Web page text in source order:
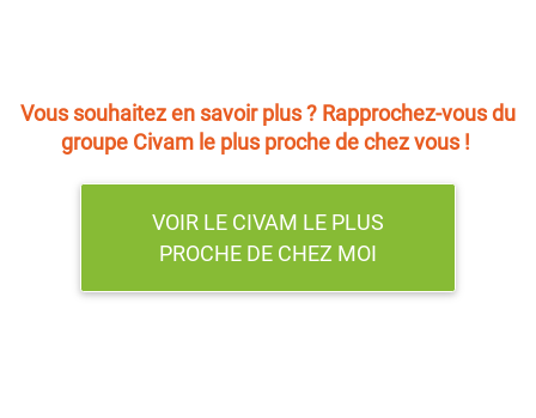
Vous souhaitez en savoir plus ? Rapprochez-vous du
groupe Civam le plus proche de chez vous !
VOIR LE CIVAM LE PLUS
PROCHE DE CHEZ MOI